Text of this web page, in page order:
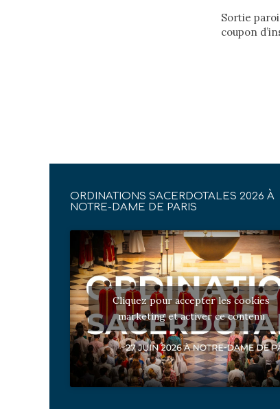
Sortie
coupon
ORDINATIONS SACERDOTALES 2026 À
NOTRE-DAME DE PARIS
Cliquez pour accepter les cookies
marketing et activer ce contenu